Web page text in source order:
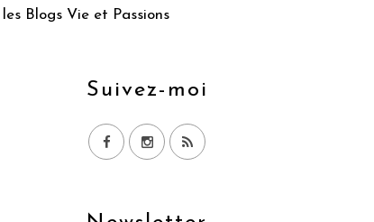
les Blogs Vie et Passions
Suivez-moi